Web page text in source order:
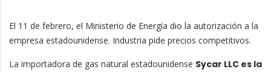
El 11 de febrero, el Ministerio de Energía dio la autorización a la
empresa estadounidense. Industria pide precios competitivos.
La importadora de gas natural estadounidense Sycar LLC es la